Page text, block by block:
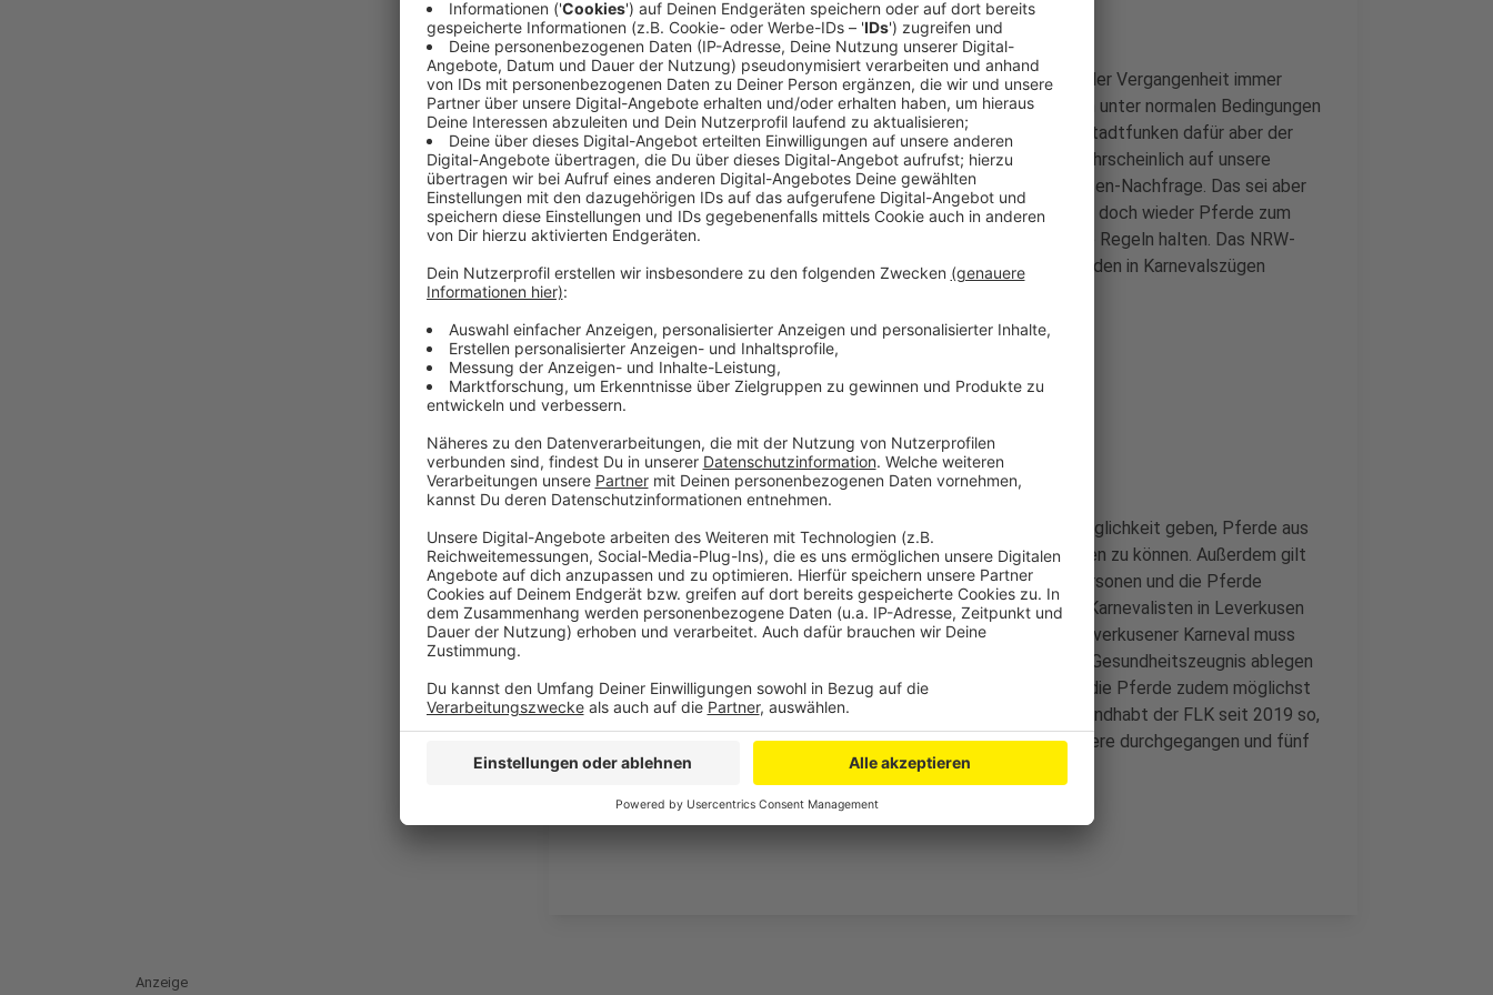
Der Einsatz von Pferden im Karneval wurde von Tierschützern in der Vergangenheit immer
wieder scharf kritisiert. Beim Rosenmontagszug in Opladen laufen unter normalen Bedingungen
etwas mehr als eine Handvoll Pferde mit. Jetzt fehlt der KG Altstadtfunken dafür aber der
Reiternachwuchs. „Wir müssen deswegen im kommenden Jahr wahrscheinlich auf unsere
Pferde verzichten“, so der Vereinsvorsitzende auf Radio Leverkusen-Nachfrage. Das sei aber
keine endgültige Entscheidung. Sollten in den kommenden Jahren doch wieder Pferde zum
Einsatz kommen, müssen sich die Karnevalisten aber an strengere Regeln halten. Das NRW-
Umweltministerium hat jetzt neue Leitlinien zum Einsatz von Pferden in Karnevalszügen
Anzeige
Das sind die neuen Auflagen
Anzeige
Unter anderem muss es an mehreren Punkten der Strecke die Möglichkeit geben, Pferde aus
dem laufenden Zug herauszunehmen und schnell ärztlich versorgen zu können. Außerdem gilt
ein striktes Alkoholverbot für alle mit den Pferden befassten Personen und die Pferde
müssen regelmäßig auf ihren Einsatz vorbereitet werden. Für die Karnevalisten in Leverkusen
bringt das keine großen Änderungen: Laut dem Festausschuss Leverkusener Karneval muss
immer schon jedes Pferd vor seinem Einsatz im Karnevalszug ein Gesundheitszeugnis ablegen
und besonders geschult werden. Nach den neuen Regeln sollten die Pferde zudem möglichst
am Ende oder Anfang des Zuges positioniert werden. Auch das handhabt der FLK seit 2019 so,
denn im Vorjahr waren beim Rosenmontagszug in Köln mehrere Tiere durchgegangen und fünf
Menschen verletzt worden.
Anzeige
Anzeige